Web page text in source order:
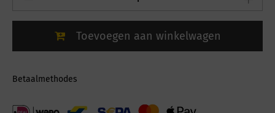
hunter
BUCK
C
Toevoegen aan winkelwagen
Betaalmethodes